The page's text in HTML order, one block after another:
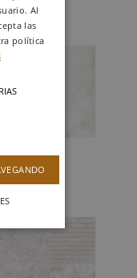
Al
las
política